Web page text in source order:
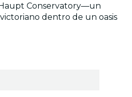
Conservatory—un
dentro de un oasis